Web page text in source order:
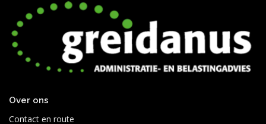
Over ons
Contact en route